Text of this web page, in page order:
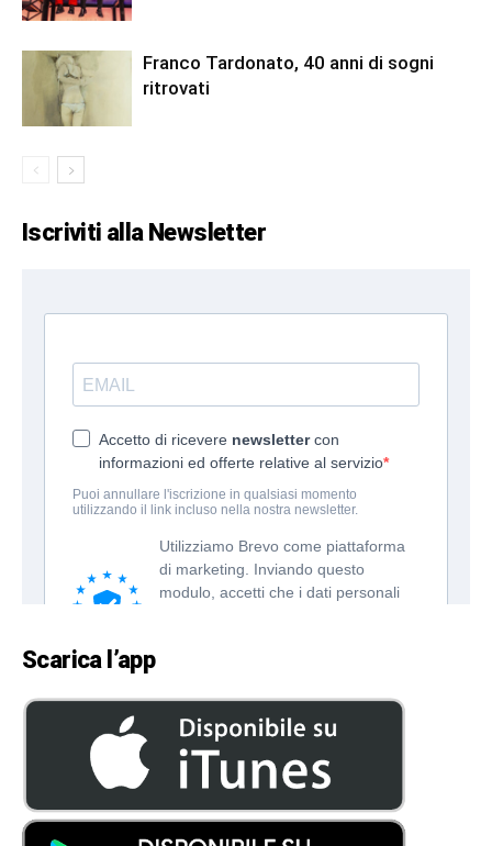
Franco Tardonato, 40 anni di sogni
ritrovati
Iscriviti alla Newsletter
Scarica l’app